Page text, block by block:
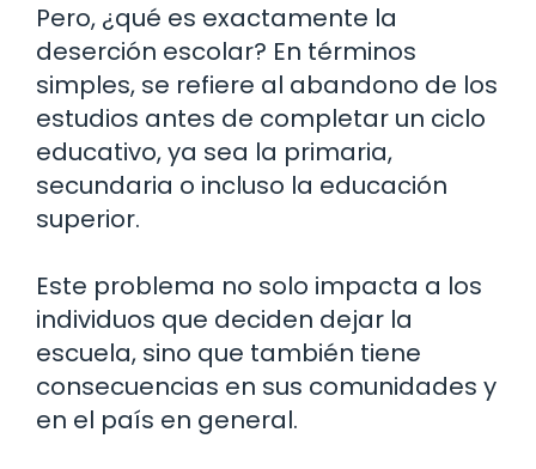
Pero, ¿qué es exactamente la
deserción escolar? En términos
simples, se refiere al abandono de los
estudios antes de completar un ciclo
educativo, ya sea la primaria,
secundaria o incluso la educación
superior.
Este problema no solo impacta a los
individuos que deciden dejar la
escuela, sino que también tiene
consecuencias en sus comunidades y
en el país en general.